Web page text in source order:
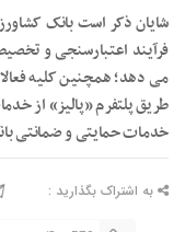
شایان ذکر است بانک
فرآیند اعتبارسنجی و
می دهد؛ همچنین کلیه
طریق پلتفرم «پالیز» از
خدمات حمایتی و ضمانتی
به اشتراک بگذارید :